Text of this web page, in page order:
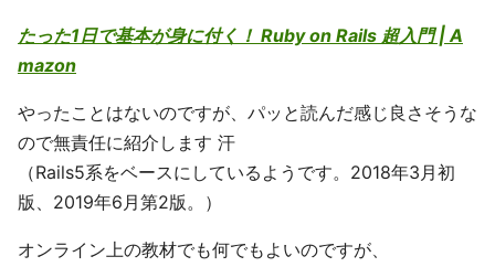
たった1日で基本が身に付く！ Ruby on Rails 超入門 | A
mazon
やったことはないのですが、パッと読んだ感じ良さそうな
ので無責任に紹介します 汗
（Rails5系をベースにしているようです。2018年3月初
版、2019年6月第2版。）
オンライン上の教材でも何でもよいのですが、